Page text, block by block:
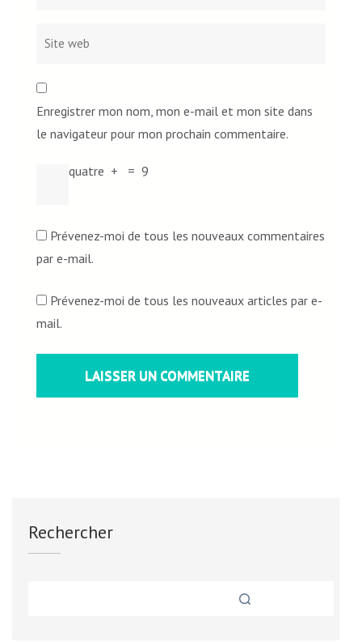
Enregistrer mon nom, mon e-mail et mon site dans
le navigateur pour mon prochain commentaire.
quatre + = 9
Prévenez-moi de tous les nouveaux commentaires
par e-mail.
Prévenez-moi de tous les nouveaux articles par e-
mail.
Rechercher